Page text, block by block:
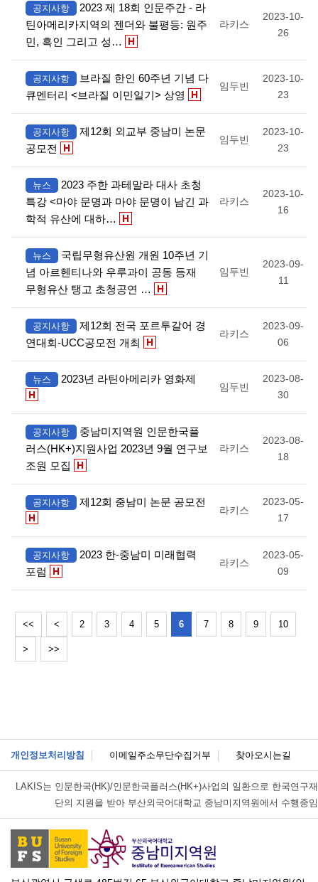
공지사항
2023 제 18회 인문주간 - 라
틴아메리카지역의 젠더와 불평등: 원주
민, 흑인 그리고 성…
라키스
2023-10-
26
공지사항
브라질 한인 60주년 기념 다
큐멘터리 <브라질 이민일기> 상영
임두빈
2023-10-
23
공지사항
제12회 외교부 중남미 논문
공모전
임두빈
2023-10-
23
뉴스
2023 주한 과테말라 대사 초청
특강 <마야 문명과 마야 문명이 남긴 과
학적 유산에 대하…
라키스
2023-10-
16
뉴스
국립무형유산원 개원 10주년 기
념 아르헨티나와 우루과이 공동 등재
무형유산 탱고 초청공연 …
임두빈
2023-09-
11
공지사항
제12회 전국 포르투갈어 경
연대회-UCC공모전 개최
라키스
2023-09-
06
뉴스 2023년 라틴아메리카 영화제
임두빈
2023-08-
30
공지사항
중남미지역원 인문한국플
러스(HK+)지원사업 2023년 9월 연구보
조원 모집
라키스
2023-08-
18
공지사항 제12회 중남미 논문 공모전
라키스
2023-05-
17
공지사항
2023 한-중남미 미래협력
포럼
라키스
2023-05-
09
<< < 2 3 4 5 6 7 8 9 10
> >>
개인정보처리방침 이메일주소무단수집거부 찾아오시는길
LAKIS는 인문한국(HK)/인문한국플러스(HK+)사업의 일환으로 한국연구재
단의 지원을 받아 부산외국어대학교 중남미지역원에서 수행중임